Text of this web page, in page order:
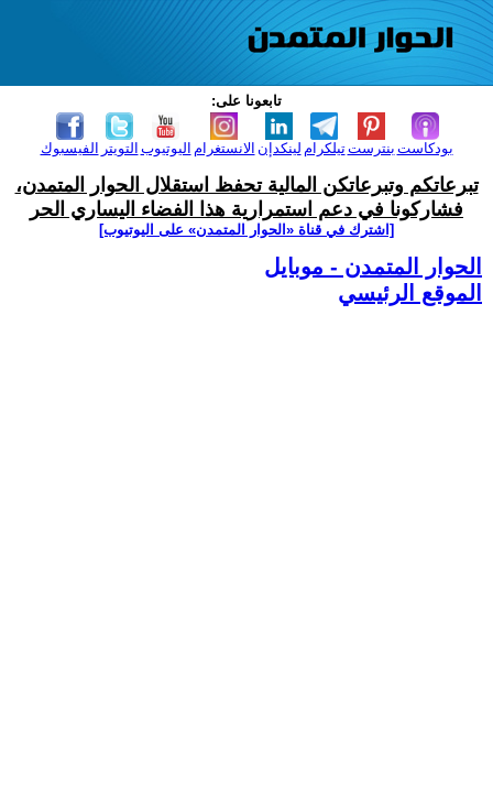
تابعونا على:
الفيسبوك التويتر اليوتيوب الانستغرام لينكدإن تيلكرامبنترست بودكاست
تبرعاتكم وتبرعاتكن المالية تحفظ استقلال الحوار المتمدن،
فشاركونا في دعم استمرارية هذا الفضاء اليساري الحر
[اشترك في قناة ‫«الحوار المتمدن» على اليوتيوب]
الحوار المتمدن - موبايل
الموقع الرئيسي